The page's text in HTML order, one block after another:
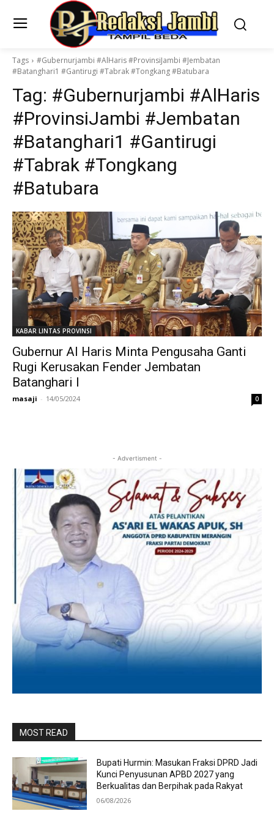
Tags
#Gubernurjambi #AlHaris #ProvinsiJambi #Jembatan
#Batanghari1 #Gantirugi #Tabrak #Tongkang #Batubara
Tag: #Gubernurjambi #AlHaris
#ProvinsiJambi #Jembatan
#Batanghari1 #Gantirugi
#Tabrak #Tongkang
#Batubara
KABAR LINTAS PROVINSI
Gubernur Al Haris Minta Pengusaha Ganti
Rugi Kerusakan Fender Jembatan
Batanghari I
masaji - 14/05/2024 0
- Advertisment -
MOST READ
Bupati Hurmin: Masukan Fraksi DPRD Jadi
Kunci Penyusunan APBD 2027 yang
Berkualitas dan Berpihak pada Rakyat
06/08/2026